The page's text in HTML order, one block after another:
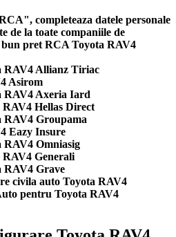
completeaza datele personale
de la toate companiile de
pret RCA Toyota RAV4
RAV4 Allianz Tiriac
Asirom
RAV4 Axeria Iard
Hellas Direct
RAV4 Groupama
Eazy Insure
RAV4 Omniasig
Generali
RAV4 Grave
civila auto Toyota RAV4
pentru Toyota RAV4